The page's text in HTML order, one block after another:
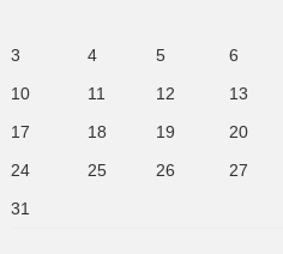
3
4 5 6
10
11 12 13
17
18 19 20
24
25 26 27
31